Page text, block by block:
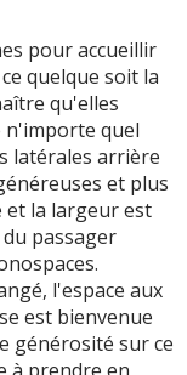
pour accueillir
quelque soit la
qu'elles
n'importe quel
latérales arrière
et plus
et la largeur est
passager
l'espace aux
est bienvenue
générosité sur ce